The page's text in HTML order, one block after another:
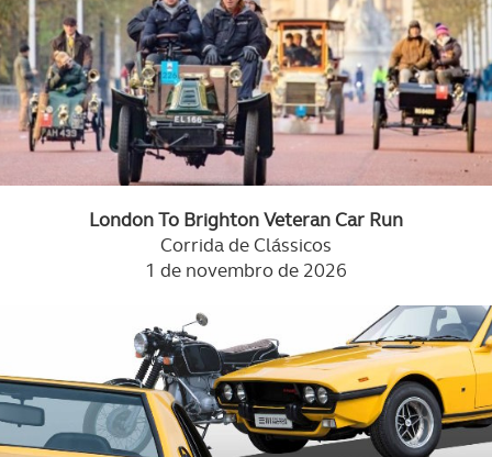
London To Brighton Veteran Car Run
Corrida de Clássicos
1 de novembro de 2026